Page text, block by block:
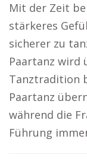
Mit der Zeit
stärkeres
sicherer zu
Paartanz wird
Tanztradition
Paartanz
während die
Führung